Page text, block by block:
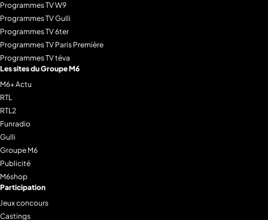
Programmes TV W9
Programmes TV Gulli
Programmes TV 6ter
Programmes TV Paris Première
Programmes TV téva
Les sites du Groupe M6
M6+ Actu
RTL
RTL2
Funradio
Gulli
Groupe M6
Publicité
M6shop
Participation
Jeux concours
Castings